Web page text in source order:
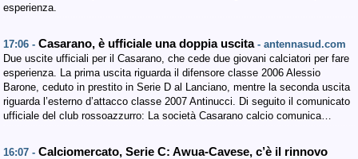
esperienza.
17:06 - Casarano, è ufficiale una doppia uscita - antennasud.com
Due uscite ufficiali per il Casarano, che cede due giovani calciatori per fare
esperienza. La prima uscita riguarda il difensore classe 2006 Alessio
Barone, ceduto in prestito in Serie D al Lanciano, mentre la seconda uscita
riguarda l’esterno d’attacco classe 2007 Antinucci. Di seguito il comunicato
ufficiale del club rossoazzurro: La società Casarano calcio comunica…
16:07 - Calciomercato, Serie C: Awua-Cavese, c’è il rinnovo